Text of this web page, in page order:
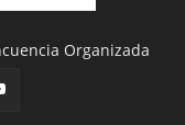
Organizada